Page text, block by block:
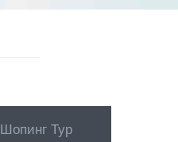
Шопинг Тур